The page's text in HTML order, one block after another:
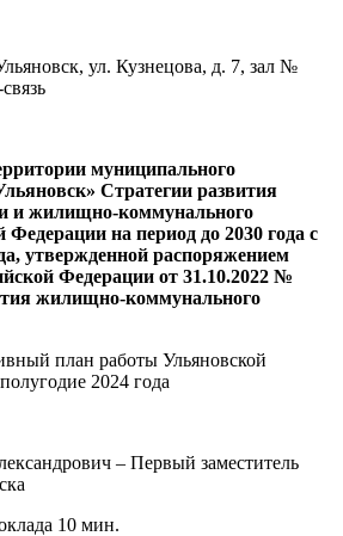
ул. Кузнецова, д. 7, зал №
муниципального
Стратегии развития
и жилищно-коммунального
Федерации на период до 2030 года с
утвержденной распоряжением
Федерации от 31.10.2022 №
жилищно-коммунального
план работы Ульяновской
2024 года
– Первый заместитель
10 мин.